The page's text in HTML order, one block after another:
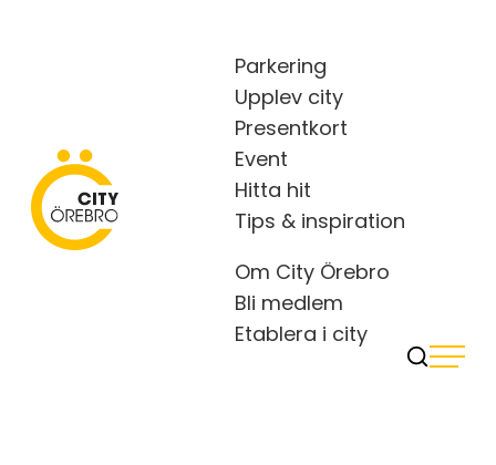
City Örebro
Parkering
Upplev city
Presentkort
Event
Hitta hit
Tips & inspiration
Om City Örebro
Bli medlem
Etablera i city